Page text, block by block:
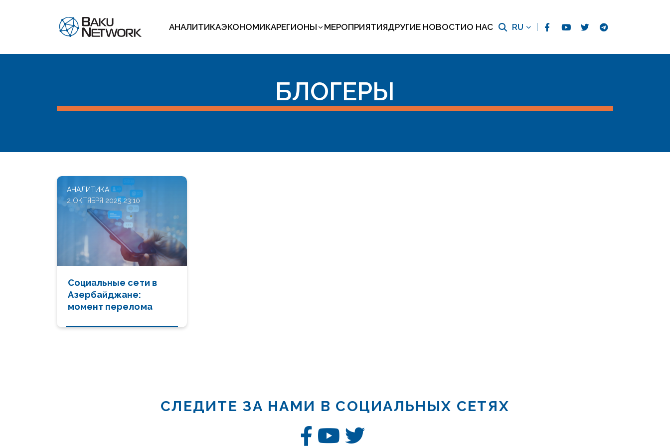
АНАЛИТИКАЭКОНОМИКАРЕГИОНЫ МЕРОПРИЯТИЯДРУГИЕ НОВОСТИО НАС RU
БЛОГЕРЫ
АНАЛИТИКА
2 ОКТЯБРЯ 2025 23:10
Социальные сети в
Азербайджане:
момент перелома
СЛЕДИТЕ ЗА НАМИ В СОЦИАЛЬНЫХ СЕТЯХ